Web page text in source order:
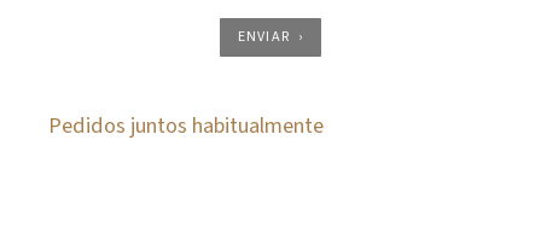
ENVIAR
Pedidos juntos habitualmente